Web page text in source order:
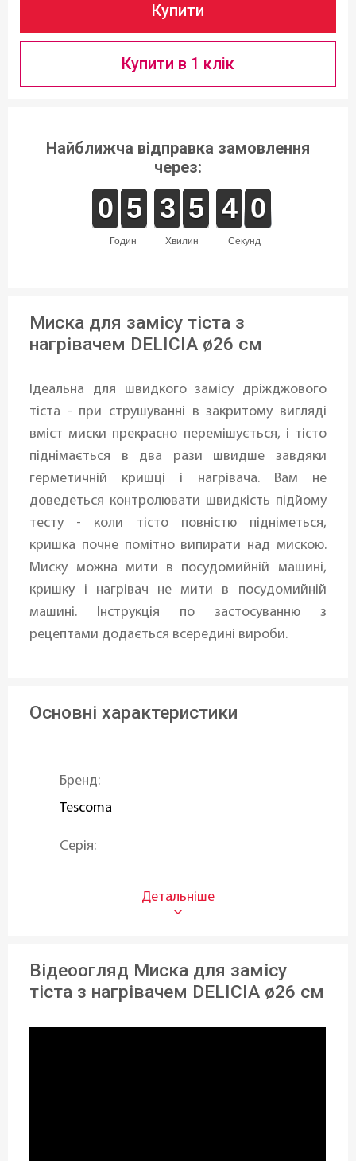
Купити
Купити в 1 клік
Найближча відправка замовлення
через:
годин
9
9
0
0 4
4
5
5
хвилин
2
2
3
3 4
4
5
5
секунд
4
4
3 0
0
9
Миска для замісу тіста з
нагрівачем DELICIA ø26 см
Ідеальна для швидкого замісу дріжджового
тіста - при струшуванні в закритому вигляді
вміст миски прекрасно перемішується, і тісто
піднімається в два рази швидше завдяки
герметичній кришці і нагрівача. Вам не
доведеться контролювати швидкість підйому
тесту - коли тісто повністю підніметься,
кришка почне помітно випирати над мискою.
Миску можна мити в посудомийній машині,
кришку і нагрівач не мити в посудомийній
машині. Інструкція по застосуванню з
рецептами додається всередині вироби.
Основні характеристики
Бренд:
Tescoma
Серія:
Об'єм (л):
Відеоогляд Миска для замісу
тіста з нагрівачем DELICIA ø26 см